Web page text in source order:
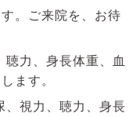
。ご来院を、お待
力、身長体重、血
ます。
視力、聴力、身長